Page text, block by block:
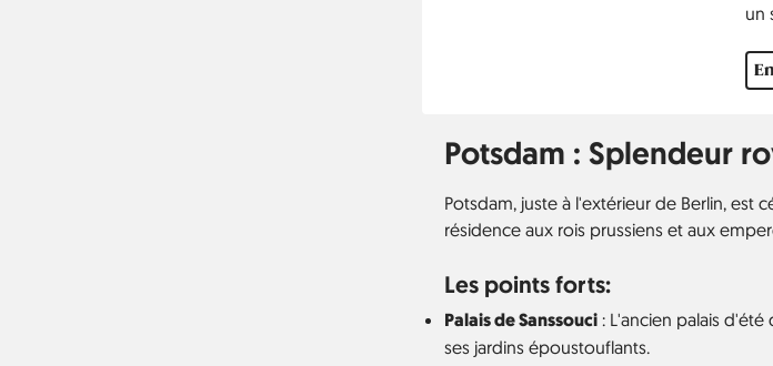
un
Potsdam : Splendeur
Potsdam, juste à l'extérieur de Berlin, est
résidence aux rois prussiens et aux
Les points forts:
Palais de Sanssouci: L'ancien palais d'été
ses jardins époustouflants.